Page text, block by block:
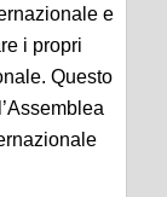
e
i propri
Questo